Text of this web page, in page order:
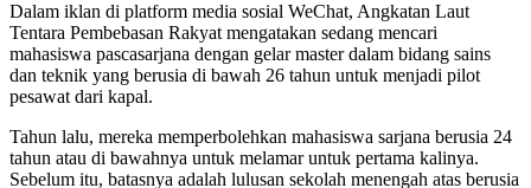
Dalam iklan di platform media sosial WeChat, Angkatan Laut
Tentara Pembebasan Rakyat mengatakan sedang mencari
mahasiswa pascasarjana dengan gelar master dalam bidang sains
dan teknik yang berusia di bawah 26 tahun untuk menjadi pilot
pesawat dari kapal.
Tahun lalu, mereka memperbolehkan mahasiswa sarjana berusia 24
tahun atau di bawahnya untuk melamar untuk pertama kalinya.
Sebelum itu, batasnya adalah lulusan sekolah menengah atas berusia